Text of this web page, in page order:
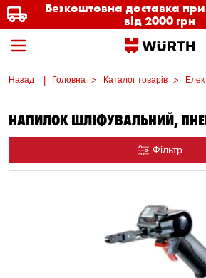
Безкоштовна доставка
від 2000 грн
Назад Головна Каталог товарів
НАПИЛОК ШЛІФУВАЛЬНИЙ,
Фільтр